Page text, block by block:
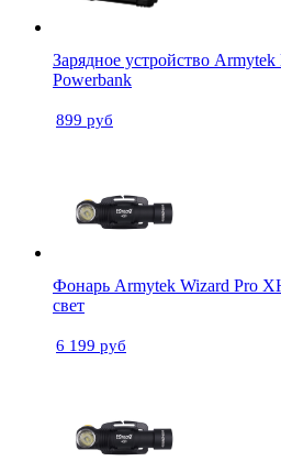
Зарядное устройство
Powerbank
899 руб
Фонарь Armytek Wizard Pro
свет
6 199 руб